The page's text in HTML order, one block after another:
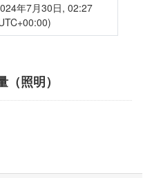
照明）
年7月30日, 02:27